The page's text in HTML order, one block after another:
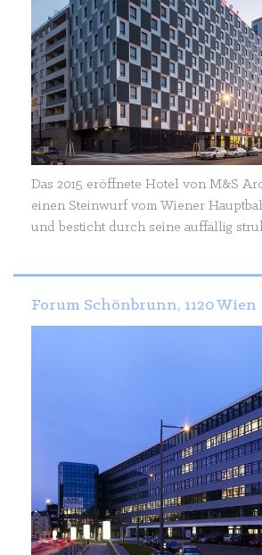
Das 2015 eröffnete Hotel von M&S
einen Steinwurf vom Wiener
und besticht durch seine auffällig
Forum Schönbrunn, 1120 Wien